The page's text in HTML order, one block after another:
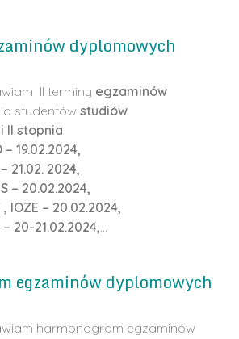
dyplomowych
II terminy egzaminów
studentówstudiów
II stopnia
19.02.2024,
21.02. 2024,
– 20.02.2024,
IOZE – 20.02.2024,
20-21.02.2024,…
egzaminów dyplomowych
harmonogram egzaminów